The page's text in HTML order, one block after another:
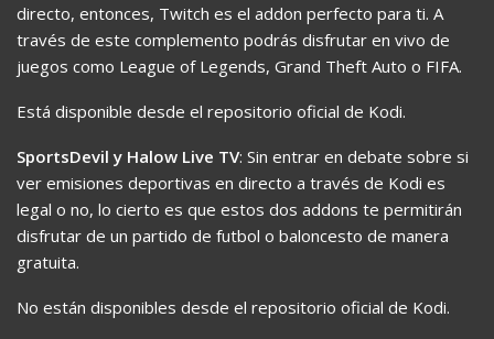
directo, entonces, Twitch es el addon perfecto para ti. A
través de este complemento podrás disfrutar en vivo de
juegos como League of Legends, Grand Theft Auto o FIFA.
Está disponible desde el repositorio oficial de Kodi.
SportsDevil y Halow Live TV: Sin entrar en debate sobre si
ver emisiones deportivas en directo a través de Kodi es
legal o no, lo cierto es que estos dos addons te permitirán
disfrutar de un partido de futbol o baloncesto de manera
gratuita.
No están disponibles desde el repositorio oficial de Kodi.